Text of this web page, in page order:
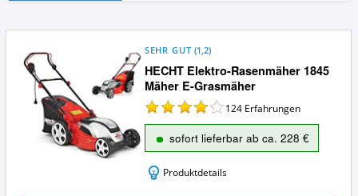
HECHT Elektro-Rasenmäher 1845
Mäher E-Grasmäher
SEHR GUT (1,2)
124 Erfahrungen
sofort lieferbar ab ca. 228 €
Produktdetails